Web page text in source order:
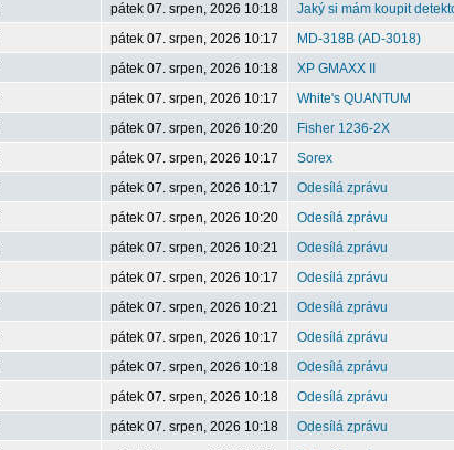
pátek 07. srpen, 2026 10:18
Jaký si mám koupit
pátek 07. srpen, 2026 10:17
MD-318B (AD-3018)
pátek 07. srpen, 2026 10:18
XP GMAXX II
pátek 07. srpen, 2026 10:17
White's QUANTUM
pátek 07. srpen, 2026 10:20
Fisher 1236-2X
pátek 07. srpen, 2026 10:17
Sorex
pátek 07. srpen, 2026 10:17
Odesílá zprávu
pátek 07. srpen, 2026 10:20
Odesílá zprávu
pátek 07. srpen, 2026 10:21
Odesílá zprávu
pátek 07. srpen, 2026 10:17
Odesílá zprávu
pátek 07. srpen, 2026 10:21
Odesílá zprávu
pátek 07. srpen, 2026 10:17
Odesílá zprávu
pátek 07. srpen, 2026 10:18
Odesílá zprávu
pátek 07. srpen, 2026 10:18
Odesílá zprávu
pátek 07. srpen, 2026 10:18
Odesílá zprávu